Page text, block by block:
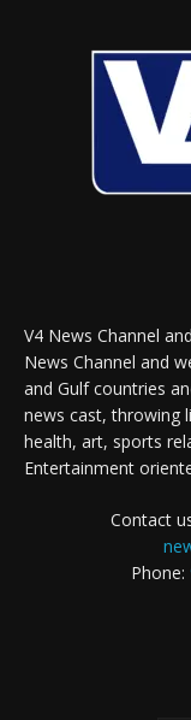
V4 News Channel
News Channel and
and Gulf countries
news cast, throwing
health, art, sports
Entertainment
Contact
Phone: